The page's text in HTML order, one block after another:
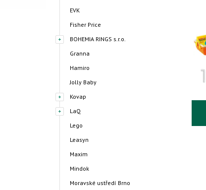
EVK
Fisher Price
BOHEMIA RINGS s.r.o.
Granna
Hamiro
Jolly Baby
Kovap
LaQ
Lego
Leasyn
Maxim
Mindok
Moravské ustředí Brno